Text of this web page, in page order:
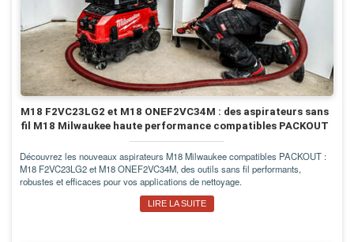
M18 F2VC23LG2 et M18 ONEF2VC34M : des aspirateurs sans
fil M18 Milwaukee haute performance compatibles PACKOUT
Découvrez les nouveaux aspirateurs M18 Milwaukee compatibles PACKOUT :
M18 F2VC23LG2 et M18 ONEF2VC34M, des outils sans fil performants,
robustes et efficaces pour vos applications de nettoyage.
LIRE LA SUITE